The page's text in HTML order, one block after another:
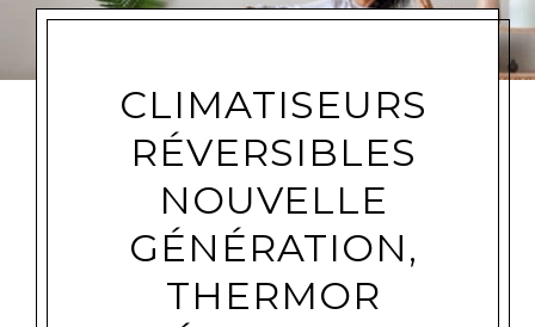
CLIMATISEURS
RÉVERSIBLES
NOUVELLE
GÉNÉRATION,
THERMOR